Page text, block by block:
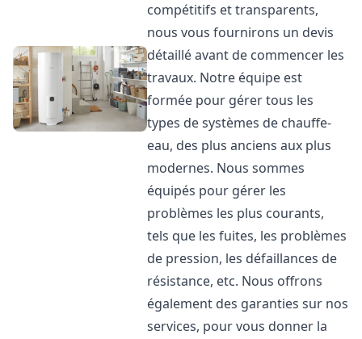
compétitifs et transparents,
nous vous fournirons un devis
détaillé avant de commencer les
travaux. Notre équipe est
formée pour gérer tous les
types de systèmes de chauffe-
eau, des plus anciens aux plus
modernes. Nous sommes
équipés pour gérer les
problèmes les plus courants,
tels que les fuites, les problèmes
de pression, les défaillances de
résistance, etc. Nous offrons
également des garanties sur nos
services, pour vous donner la